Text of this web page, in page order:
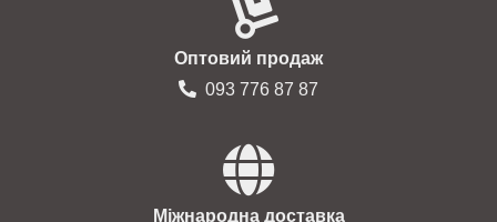
Оптовий продаж
093 776 87 87
Міжнародна доставка